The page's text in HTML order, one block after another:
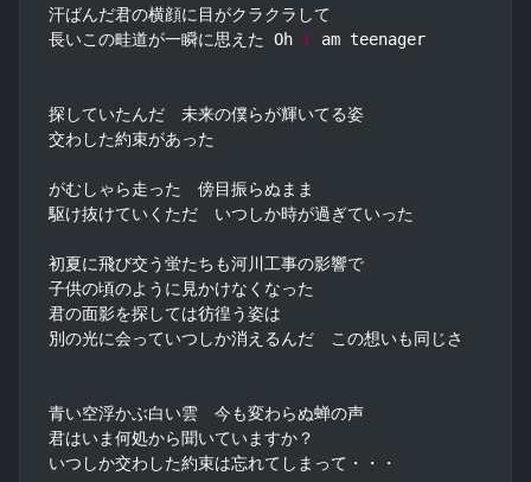
汗ばんだ君の横顔に目がクラクラして
長いこの畦道が一瞬に思えた Oh I am teenager
探していたんだ　未来の僕らが輝いてる姿
交わした約束があった
がむしゃら走った　傍目振らぬまま
駆け抜けていくただ　いつしか時が過ぎていった
初夏に飛び交う蛍たちも河川工事の影響で
子供の頃のように見かけなくなった
君の面影を探しては彷徨う姿は
別の光に会っていつしか消えるんだ　この想いも同じさ
青い空浮かぶ白い雲　今も変わらぬ蝉の声
君はいま何処から聞いていますか？
いつしか交わした約束は忘れてしまって・・・